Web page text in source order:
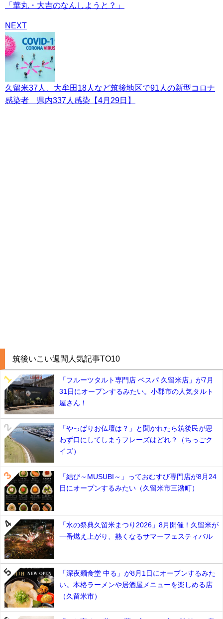
「華丸・大吉のなんしようと？」
NEXT
久留米37人、大牟田18人など筑後地区で91人の新型コロナ
感染者 県内337人感染【4月29日】
筑後いこい週間人気記事TO10
「フルーツタルト専門店 ベスパ 久留米店」が7月
31日にオープンするみたい。小郡市の人気タルト
屋さん！
「やっぱりお仏壇は？」と聞かれたら筑後民が思
わず口にしてしまうフレーズはどれ？（ちっごク
イズ）
「結び～MUSUBI～」っておむすび専門店が8月24
日にオープンするみたい（久留米市三潴町）
「水の祭典久留米まつり2026」8月開催！久留米が
一番燃え上がり、熱くなるサマーフェスティバル
「深夜麺食堂 中る」が8月1日にオープンするみた
い。本格ラーメンや居酒屋メニューを楽しめる店
（久留米市）